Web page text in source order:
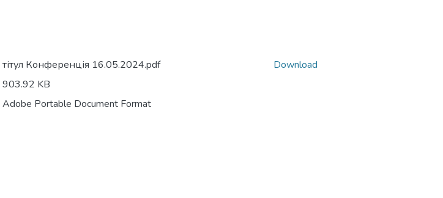
тітул Конференція 16.05.2024.pdf
903.92 KB
Adobe Portable Document Format
Download